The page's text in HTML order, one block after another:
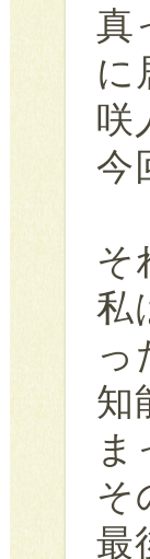
真
に
咲
今
そ
私
っ
知
ま
そ
最